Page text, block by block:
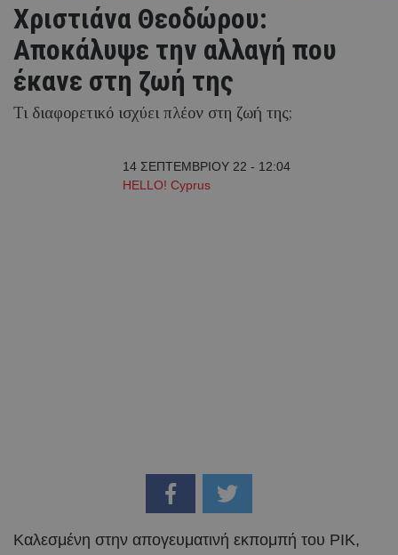
Χριστιάνα Θεοδώρου:
Αποκάλυψε την αλλαγή που
έκανε στη ζωή της
Τι διαφορετικό ισχύει πλέον στη ζωή της;
14 ΣΕΠΤΕΜΒΡΙΟΥ 22 - 12:04
HELLO! Cyprus
Καλεσμένη στην απογευματινή εκπομπή του ΡΙΚ,